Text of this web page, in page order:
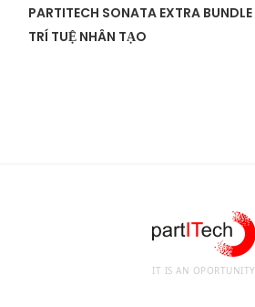
PARTITECH SONATA EXTRA BUNDLE
TRÍ TUỆ NHÂN TẠO
IT IS AN OPORTUNITY